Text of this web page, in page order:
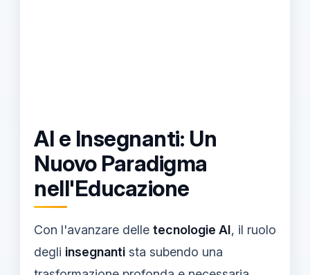
AI e Insegnanti: Un
Nuovo Paradigma
nell'Educazione
Con l'avanzare delle tecnologie AI, il ruolo
degli insegnanti sta subendo una